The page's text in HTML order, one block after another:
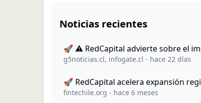
Noticias recientes
🚀 ⚠️ RedCapital advierte sobre el
g5noticias.cl, infogate.cl - hace 22 días
🚀 RedCapital acelera expansión
fintechile.org - hace 6 meses